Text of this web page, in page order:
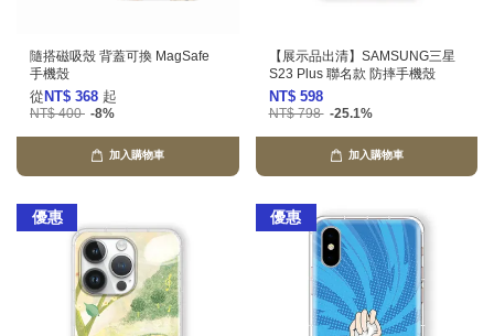
隨搭磁吸殼 背蓋可換 MagSafe
手機殼
從 NT$ 368 起
NT$ 400 -8%
加入購物車
【展示品出清】SAMSUNG三星
S23 Plus 聯名款 防摔手機殼
NT$ 598
NT$ 798 -25.1%
加入購物車
優惠 優惠